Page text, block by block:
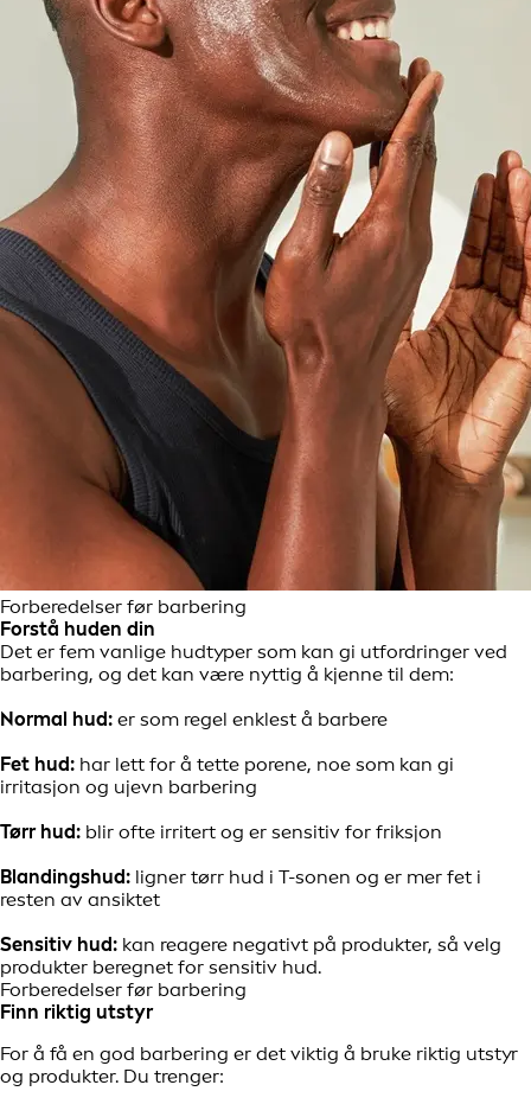
Forberedelser før barbering
Forstå huden din
Det er fem vanlige hudtyper som kan gi utfordringer ved
barbering, og det kan være nyttig å kjenne til dem:
Normal hud: er som regel enklest å barbere
Fet hud: har lett for å tette porene, noe som kan gi
irritasjon og ujevn barbering
Tørr hud: blir ofte irritert og er sensitiv for friksjon
Blandingshud: ligner tørr hud i T-sonen og er mer fet i
resten av ansiktet
Sensitiv hud: kan reagere negativt på produkter, så velg
produkter beregnet for sensitiv hud.
Forberedelser før barbering
Finn riktig utstyr
For å få en god barbering er det viktig å bruke riktig utstyr
og produkter. Du trenger: